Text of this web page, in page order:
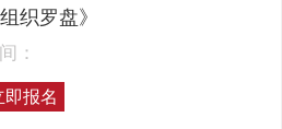
组织罗盘》
：
即报名